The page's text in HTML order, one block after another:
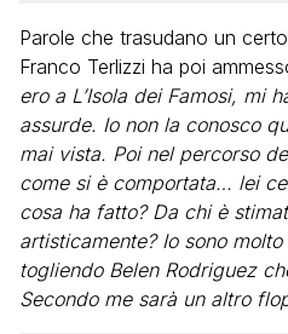
Parole che trasudano un
Franco Terlizzi ha poi
ero a L’Isola dei Famosi, mi
assurde. Io non la conosco
mai vista. Poi nel percorso
come si è comportata… lei
cosa ha fatto? Da chi è
artisticamente? Io sono
togliendo Belen Rodriguez
Secondo me sarà un altro